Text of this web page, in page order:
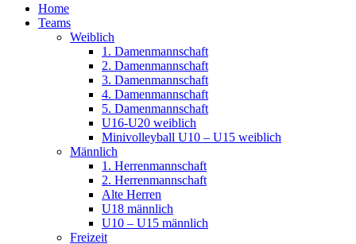
Close
Menu
Home
Teams
Weiblich
1. Damenmannschaft
2. Damenmannschaft
3. Damenmannschaft
4. Damenmannschaft
5. Damenmannschaft
U16-U20 weiblich
Minivolleyball U10 – U15 weiblich
Männlich
1. Herrenmannschaft
2. Herrenmannschaft
Alte Herren
U18 männlich
U10 – U15 männlich
Freizeit